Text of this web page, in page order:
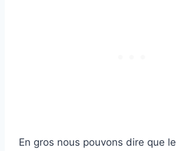
En gros nous pouvons dire que le